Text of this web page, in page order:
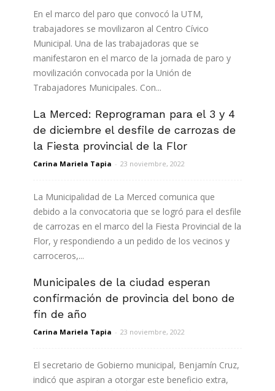
En el marco del paro que convocó la UTM,
trabajadores se movilizaron al Centro Cívico
Municipal. Una de las trabajadoras que se
manifestaron en el marco de la jornada de paro y
movilización convocada por la Unión de
Trabajadores Municipales. Con...
Leer más
La Merced: Reprograman para el 3 y 4
de diciembre el desfile de carrozas de
la Fiesta provincial de la Flor
Carina Mariela Tapia - 23 noviembre, 2022
La Municipalidad de La Merced comunica que
debido a la convocatoria que se logró para el desfile
de carrozas en el marco del la Fiesta Provincial de la
Flor, y respondiendo a un pedido de los vecinos y
carroceros,...
Leer más
Municipales de la ciudad esperan
confirmación de provincia del bono de
fin de año
Carina Mariela Tapia - 23 noviembre, 2022
El secretario de Gobierno municipal, Benjamín Cruz,
indicó que aspiran a otorgar este beneficio extra,